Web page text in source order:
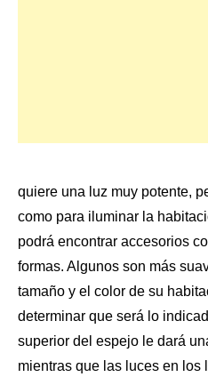
quiere una luz muy potente,
como para iluminar la
podrá encontrar accesorios
formas. Algunos son más
tamaño y el color de su
determinar que será lo
superior del espejo le dará
mientras que las luces en los